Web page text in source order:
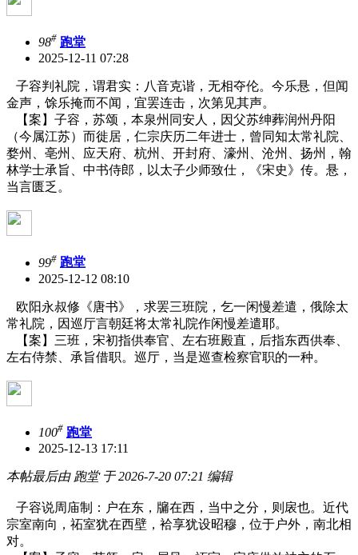
98# 跑堂
2025-12-11 07:28
子容判礼院，谓君实：八音克谐，无相夺伦。今乐悬，但闻
金声，馀乐掩而不闻，宜罢连击，次第见其声。
【案】子容，苏颂，本泉州同安人，因父苏绅葬润州丹阳
（今属江苏）而徙居，仁宗庆历二年进士，曾同知太常礼院、
婺州、亳州、应天府、杭州、开封府、濠州、沧州、扬州，翰
林学士承旨、中书侍郎，以太子少师致仕，《宋史》传。悬，
当言匮乏。
99# 跑堂
2025-12-12 08:10
欧阳永叔修《唐书》，求罢三班院，乞一闲慢差遣，俄除太
常礼院，因巡厅言朝廷将太常礼院作闲慢差遣耶。
【案】三班，宋初指供奉官、左右班殿直，后指东西供奉、
左右侍禁、承旨借职。巡厅，当是巡查检察官职的一种。
100# 跑堂
2025-12-13 17:11
本帖最后由 跑堂 于 2026-7-20 07:21 编辑
子容说周庙制：户在东，牖在西，当中之分，则扆也。近代
宗室南向，祏室犹在西壁，袷享犹设昭穆，位于户外，南北相
对。